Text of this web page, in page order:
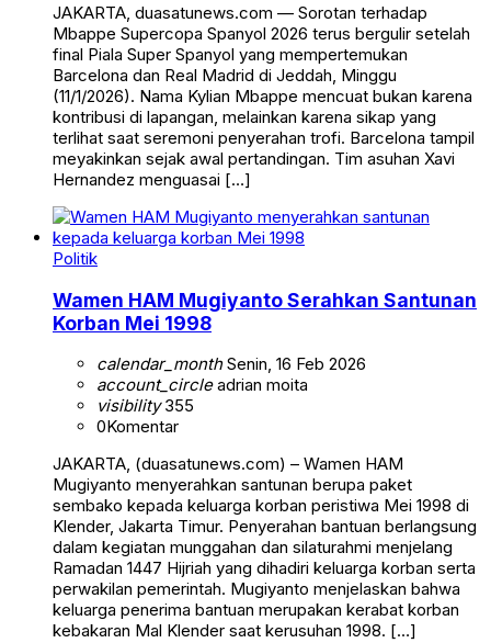
JAKARTA, duasatunews.com — Sorotan terhadap
Mbappe Supercopa Spanyol 2026 terus bergulir setelah
final Piala Super Spanyol yang mempertemukan
Barcelona dan Real Madrid di Jeddah, Minggu
(11/1/2026). Nama Kylian Mbappe mencuat bukan karena
kontribusi di lapangan, melainkan karena sikap yang
terlihat saat seremoni penyerahan trofi. Barcelona tampil
meyakinkan sejak awal pertandingan. Tim asuhan Xavi
Hernandez menguasai […]
Politik
Wamen HAM Mugiyanto Serahkan Santunan
Korban Mei 1998
calendar_monthSenin, 16 Feb 2026
account_circleadrian moita
visibility355
0Komentar
JAKARTA, (duasatunews.com) – Wamen HAM
Mugiyanto menyerahkan santunan berupa paket
sembako kepada keluarga korban peristiwa Mei 1998 di
Klender, Jakarta Timur. Penyerahan bantuan berlangsung
dalam kegiatan munggahan dan silaturahmi menjelang
Ramadan 1447 Hijriah yang dihadiri keluarga korban serta
perwakilan pemerintah. Mugiyanto menjelaskan bahwa
keluarga penerima bantuan merupakan kerabat korban
kebakaran Mal Klender saat kerusuhan 1998. […]